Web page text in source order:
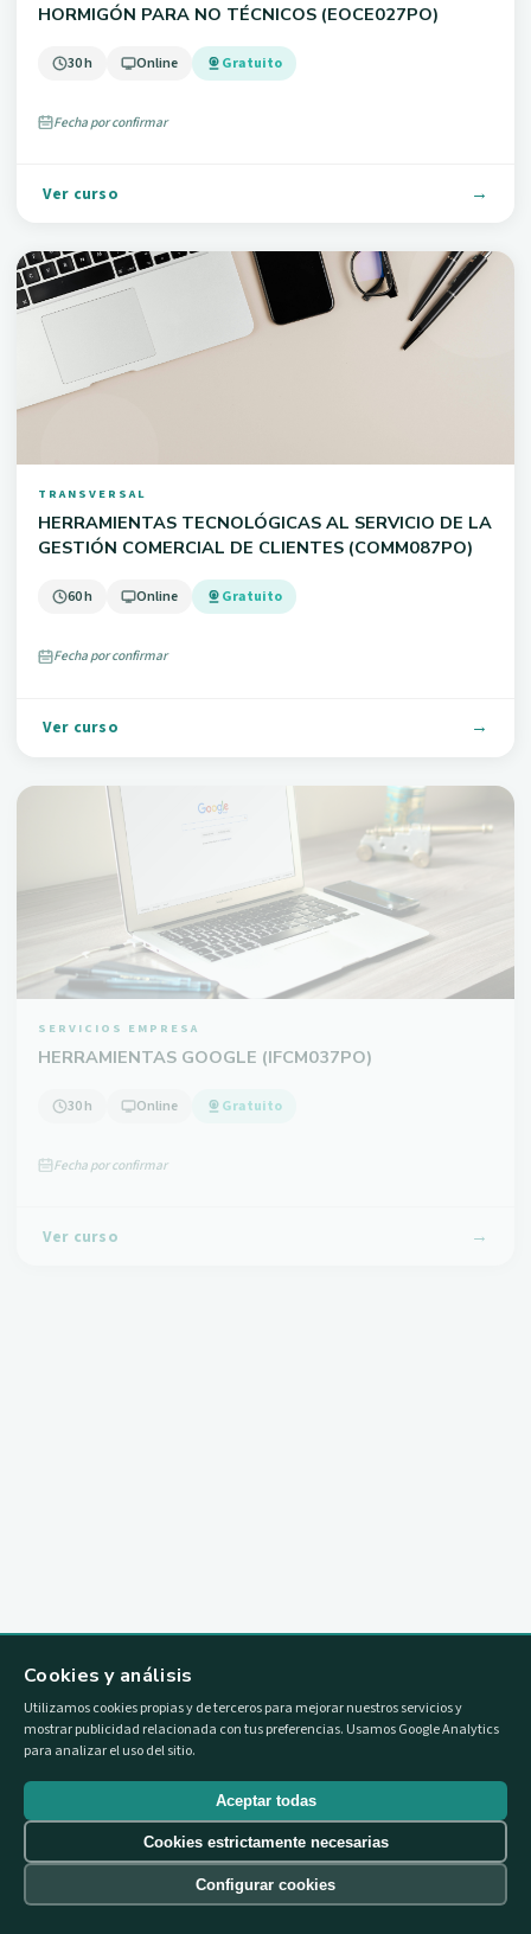
HORMIGÓN PARA NO TÉCNICOS (EOCE027PO)
30 h Online Gratuito
Fecha por confirmar
Ver curso
TRANSVERSAL
HERRAMIENTAS TECNOLÓGICAS AL SERVICIO DE LA
GESTIÓN COMERCIAL DE CLIENTES (COMM087PO)
60 h Online Gratuito
Fecha por confirmar
Ver curso
SERVICIOS EMPRESA
HERRAMIENTAS GOOGLE (IFCM037PO)
30 h Online Gratuito
Fecha por confirmar
Ver curso
40 h Online Gratuito
Fecha por confirmar
Cookies y análisis
Utilizamos cookies propias y de terceros para mejorar nuestros servicios y
mostrar publicidad relacionada con tus preferencias. Usamos Google Analytics
para analizar el uso del sitio.
Aceptar todas
Cookies estrictamente necesarias
Configurar cookies